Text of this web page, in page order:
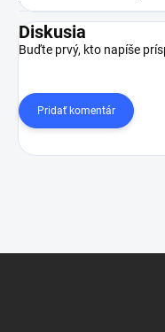
Diskusia
Buďte prvý, kto napíše
Pridať komentár